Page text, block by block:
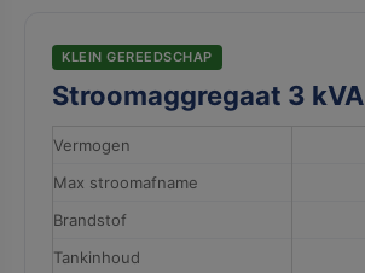
KLEIN GEREEDSCHAP
Stroomaggregaat 3 kVA
Vermogen
Max stroomafname
Brandstof
Tankinhoud